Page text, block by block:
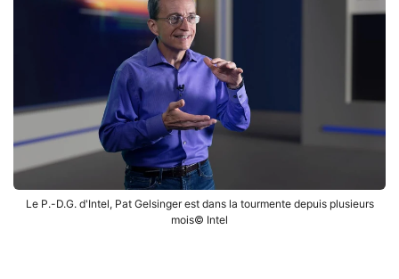
Le P.-D.G. d'Intel, Pat Gelsinger est dans la tourmente depuis plusieurs
mois© Intel